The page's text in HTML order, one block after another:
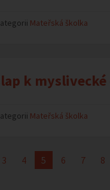
Mateřská školka
k
Mateřská školka
3 4 5 6 7 8